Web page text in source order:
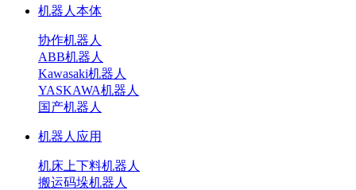
机器人本体
协作机器人
ABB机器人
Kawasaki机器人
YASKAWA机器人
国产机器人
机器人应用
机床上下料机器人
搬运码垛机器人